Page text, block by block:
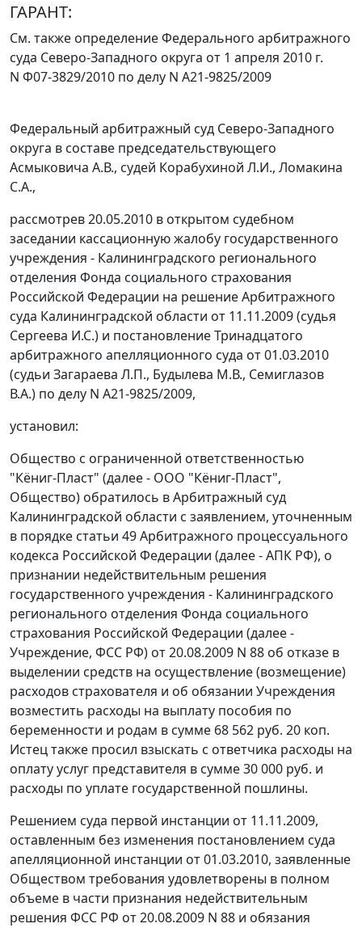
ГАРАНТ:
См. также определениеФедерального арбитражного
суда Северо-Западного округа от 1 апреля 2010 г.
N Ф07-3829/2010 по делу N А21-9825/2009
Федеральный арбитражный суд Северо-Западного
округа в составе председательствующего
Асмыковича А.В., судей Корабухиной Л.И., Ломакина
С.А.,
рассмотрев 20.05.2010 в открытом судебном
заседании кассационную жалобу государственного
учреждения - Калининградского регионального
отделения Фонда социального страхования
Российской Федерации на решение Арбитражного
суда Калининградской области от 11.11.2009 (судья
Сергеева И.С.) и постановление Тринадцатого
арбитражного апелляционного суда от 01.03.2010
(судьи Загараева Л.П., Будылева М.В., Семиглазов
В.А.) по делу N А21-9825/2009,
установил:
Общество с ограниченной ответственностью
"Кёниг-Пласт" (далее - ООО "Кёниг-Пласт",
Общество) обратилось в Арбитражный суд
Калининградской области с заявлением, уточненным
в порядке статьи 49Арбитражного процессуального
кодекса Российской Федерации (далее - АПК РФ), о
признании недействительным решения
государственного учреждения - Калининградского
регионального отделения Фонда социального
страхования Российской Федерации (далее -
Учреждение, ФСС РФ) от 20.08.2009 N 88 об отказе в
выделении средств на осуществление (возмещение)
расходов страхователя и об обязании Учреждения
возместить расходы на выплату пособия по
беременности и родам в сумме 68 562 руб. 20 коп.
Истец также просил взыскать с ответчика расходы на
оплату услуг представителя в сумме 30 000 руб. и
расходы по уплате государственной пошлины.
Решением суда первой инстанции от 11.11.2009,
оставленным без изменения постановлением суда
апелляционной инстанции от 01.03.2010, заявленные
Обществом требования удовлетворены в полном
объеме в части признания недействительным
решения ФСС РФ от 20.08.2009 N 88 и обязания